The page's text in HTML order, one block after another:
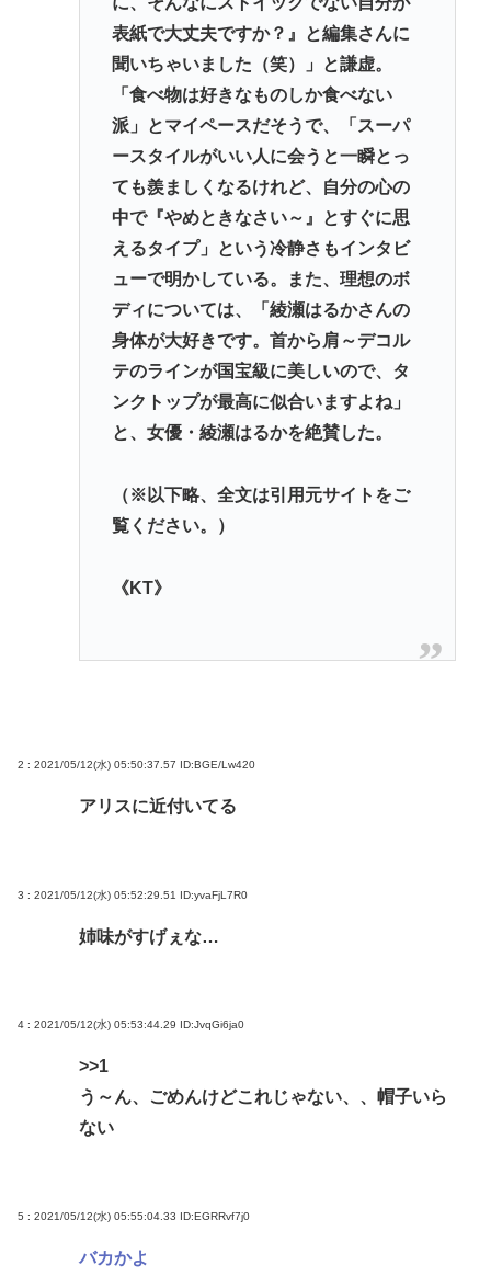
表紙で大丈夫ですか？』と編集さんに
聞いちゃいました（笑）」と謙虚。
「食べ物は好きなものしか食べない
派」とマイペースだそうで、「スーパ
ースタイルがいい人に会うと一瞬とっ
ても羨ましくなるけれど、自分の心の
中で『やめときなさい～』とすぐに思
えるタイプ」という冷静さもインタビ
ューで明かしている。また、理想のボ
ディについては、「綾瀬はるかさんの
身体が大好きです。首から肩～デコル
テのラインが国宝級に美しいので、タ
ンクトップが最高に似合いますよね」
と、女優・綾瀬はるかを絶賛した。
（※以下略、全文は引用元サイトをご
覧ください。）
《KT》
2 : 2021/05/12(水) 05:50:37.57 ID:BGE/Lw420
アリスに近付いてる
3 : 2021/05/12(水) 05:52:29.51 ID:yvaFjL7R0
姉味がすげぇな…
4 : 2021/05/12(水) 05:53:44.29 ID:JvqGi6ja0
>>1
う～ん、ごめんけどこれじゃない、、帽子いら
ない
5 : 2021/05/12(水) 05:55:04.33 ID:EGRRvf7j0
バカかよ